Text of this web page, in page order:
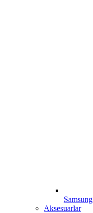
Samsung
Aksesuarlar